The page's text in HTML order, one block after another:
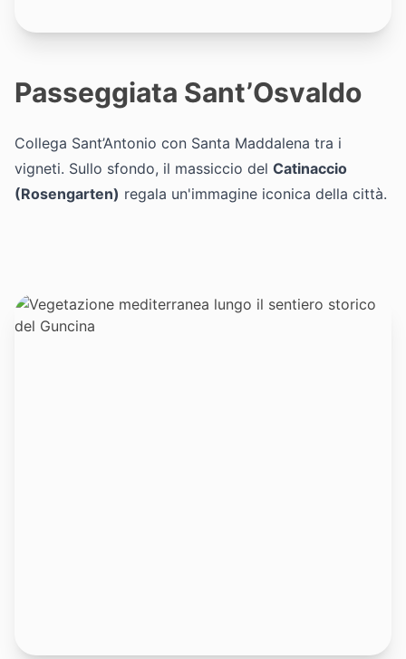
Passeggiata Sant’Osvaldo
Collega Sant’Antonio con Santa Maddalena tra i
vigneti. Sullo sfondo, il massiccio del Catinaccio
(Rosengarten) regala un'immagine iconica della città.